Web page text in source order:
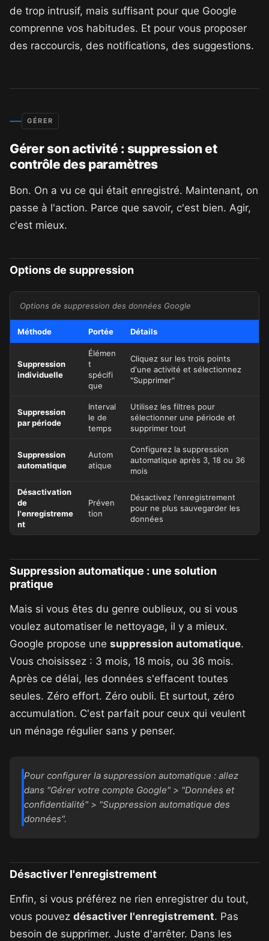
de trop intrusif, mais suffisant pour que Google
comprenne vos habitudes. Et pour vous proposer
des raccourcis, des notifications, des suggestions.
GÉRER
Gérer son activité : suppression et
contrôle des paramètres
Bon. On a vu ce qui était enregistré. Maintenant, on
passe à l'action. Parce que savoir, c'est bien. Agir,
c'est mieux.
Options de suppression
Options de suppression des données Google
Méthode Portée Détails
Suppression
individuelle
Élémen
t
spécifi
que
Cliquez sur les trois points
d'une activité et sélectionnez
"Supprimer"
Suppression
par période
Interval
le de
temps
Utilisez les filtres pour
sélectionner une période et
supprimer tout
Suppression
automatique
Autom
atique
Configurez la suppression
automatique après 3, 18 ou 36
mois
Désactivation
de
l'enregistreme
nt
Préven
tion
Désactivez l'enregistrement
pour ne plus sauvegarder les
données
Suppression automatique : une solution
pratique
Mais si vous êtes du genre oublieux, ou si vous
voulez automatiser le nettoyage, il y a mieux.
Google propose une suppression automatique.
Vous choisissez : 3 mois, 18 mois, ou 36 mois.
Après ce délai, les données s'effacent toutes
seules. Zéro effort. Zéro oubli. Et surtout, zéro
accumulation. C'est parfait pour ceux qui veulent
un ménage régulier sans y penser.
Pour configurer la suppression automatique : allez
dans "Gérer votre compte Google" > "Données et
confidentialité" > "Suppression automatique des
données".
Désactiver l'enregistrement
Enfin, si vous préférez ne rien enregistrer du tout,
vous pouvez désactiver l'enregistrement. Pas
besoin de supprimer. Juste d'arrêter. Dans les